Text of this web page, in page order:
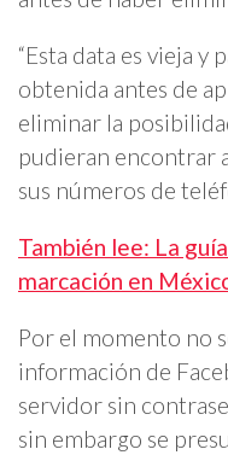
“Esta data es vieja
obtenida antes de
eliminar la
pudieran encontrar
sus números de
También lee: La
marcación en
Por el momento no
información de
servidor sin
sin embargo se